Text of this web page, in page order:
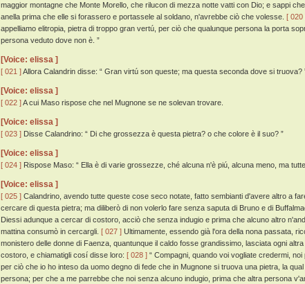
maggior montagne che Monte Morello, che rilucon di mezza notte vatti con Dio; e sappi
anella prima che elle si forassero e portassele al soldano, n'avrebbe ciò che volesse. [ 020
appelliamo elitropia, pietra di troppo gran vertú, per ciò che qualunque persona la porta
persona veduto dove non è. ”
[Voice: elissa ]
[ 021 ]Allora Calandrin disse: “ Gran virtú son queste; ma questa seconda dove si truova?
[Voice: elissa ]
[ 022 ]A cui Maso rispose che nel Mugnone se ne solevan trovare.
[Voice: elissa ]
[ 023 ] Disse Calandrino: “ Di che grossezza è questa pietra? o che colore è il suo? ”
[Voice: elissa ]
[ 024 ] Rispose Maso: “ Ella è di varie grossezze, ché alcuna n'è piú, alcuna meno, ma
[Voice: elissa ]
[ 025 ] Calandrino, avendo tutte queste cose seco notate, fatto sembianti d'avere altro a
cercare di questa pietra; ma diliberò di non volerlo fare senza saputa di Bruno e di
Diessi adunque a cercar di costoro, acciò che senza indugio e prima che alcuno altro
mattina consumò in cercargli. [ 027 ] Ultimamente, essendo già l'ora della nona passata,
monistero delle donne di Faenza, quantunque il caldo fosse grandissimo, lasciata ogni
costoro, e chiamatigli cosí disse loro: [ 028 ] “ Compagni, quando voi vogliate credermi,
per ciò che io ho inteso da uomo degno di fede che in Mugnone si truova una pietra, la
persona; per che a me parrebbe che noi senza alcuno indugio, prima che altra persona